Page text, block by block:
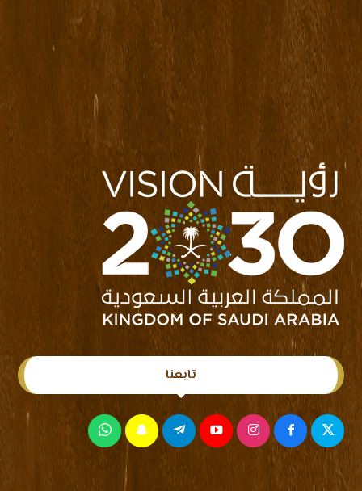
تابعنا